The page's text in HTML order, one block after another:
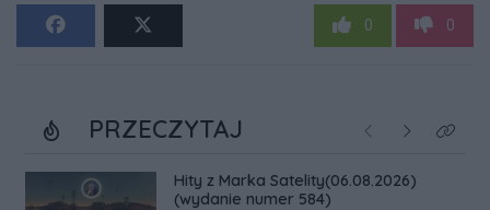
0 0
PRZECZYTAJ Poprzednie
NastępneKliknij
Hity z Marka Satelity(06.08.2026)
(wydanie numer 584)